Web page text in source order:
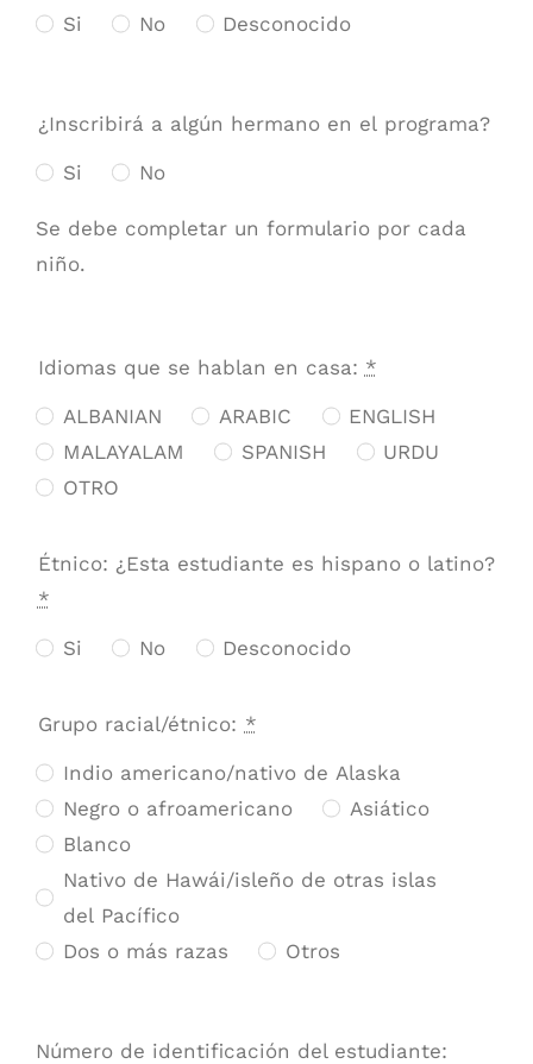
Si No Desconocido
¿Inscribirá a algún hermano en el programa?
Si No
Se debe completar un formulario por cada
niño.
Idiomas que se hablan en casa: *
ALBANIAN ARABIC
ENGLISH
MALAYALAM
SPANISH
URDU
OTRO
Étnico: ¿Esta estudiante es hispano o latino?
*
Si No Desconocido
Grupo racial/étnico: *
Indio americano/nativo de Alaska
Negro o afroamericano
Asiático
Blanco
Nativo de Hawái/isleño de otras islas
del Pacífico
Dos o más razas
Otros
Número de identificación del estudiante: